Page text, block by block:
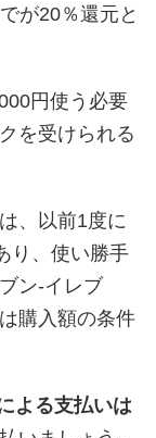
が20％還元と
円使う必要
を受けられる
、以前1度に
り、使い勝手
ン-イレブ
購入額の条件
よる支払いは